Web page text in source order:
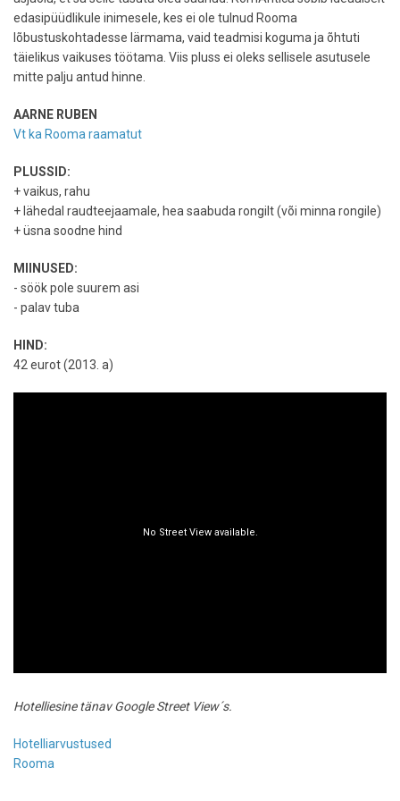
edasipüüdlikule inimesele, kes ei ole tulnud Rooma
lõbustuskohtadesse lärmama, vaid teadmisi koguma ja õhtuti
täielikus vaikuses töötama. Viis pluss ei oleks sellisele asutusele
mitte palju antud hinne.
AARNE RUBEN
Vt ka Rooma raamatut
PLUSSID:
+ vaikus, rahu
+ lähedal raudteejaamale, hea saabuda rongilt (või minna rongile)
+ üsna soodne hind
MIINUSED:
- söök pole suurem asi
- palav tuba
HIND:
42 eurot (2013. a)
Hotelliesine tänav Google Street View´s.
Hotelliarvustused
Rooma